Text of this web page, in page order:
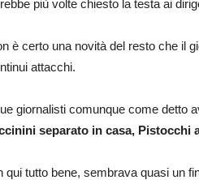
più volte chiesto la testa ai
è certo una novità del resto che il
attacchi.
giornalisti comunque come detto
separato in casa, Pistocchi
qui tutto bene, sembrava quasi un